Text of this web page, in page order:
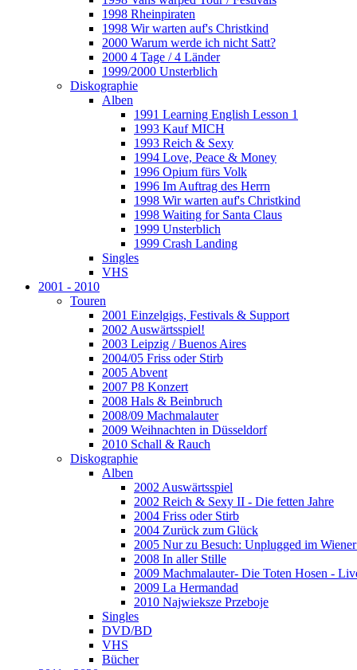
1998 Rheinpiraten
1998 Wir warten auf's Christkind
2000 Warum werde ich nicht Satt?
2000 4 Tage / 4 Länder
1999/2000 Unsterblich
Diskographie
Alben
1991 Learning English Lesson 1
1993 Kauf MICH
1993 Reich & Sexy
1994 Love, Peace & Money
1996 Opium fürs Volk
1996 Im Auftrag des Herrn
1998 Wir warten auf's Christkind
1998 Waiting for Santa Claus
1999 Unsterblich
1999 Crash Landing
Singles
VHS
2001 - 2010
Touren
2001 Einzelgigs, Festivals & Support
2002 Auswärtsspiel!
2003 Leipzig / Buenos Aires
2004/05 Friss oder Stirb
2005 Abvent
2007 P8 Konzert
2008 Hals & Beinbruch
2008/09 Machmalauter
2009 Weihnachten in Düsseldorf
2010 Schall & Rauch
Diskographie
Alben
2002 Auswärtsspiel
2002 Reich & Sexy II - Die fetten Jahre
2004 Friss oder Stirb
2004 Zurück zum Glück
2005 Nur zu Besuch: Unplugged im
2008 In aller Stille
2009 Machmalauter- Die Toten Hosen -
2009 La Hermandad
2010 Najwieksze Przeboje
Singles
DVD/BD
VHS
Bücher